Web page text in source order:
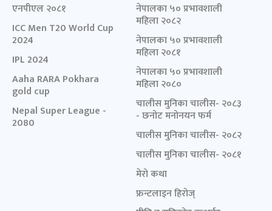
एनपीएल २०८१
ICC Men T20 World Cup
2024
IPL 2024
Aaha RARA Pokhara
gold cup
Nepal Super League -
2080
नेपालका ५० प्रभावशाली
महिला २०८२
नेपालका ५० प्रभावशाली
महिला २०८१
नेपालका ५० प्रभावशाली
महिला २०८०
चालीस मुनिका चालीस- २०८३
- छनोट मनोनयन फर्म
चालीस मुनिका चालीस- २०८२
चालीस मुनिका चालीस- २०८१
मेरो कथा
फ्रन्टलाइन हिरोज्